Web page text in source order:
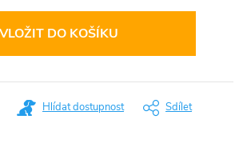
VLOŽIT DO KOŠÍKU
Hlídat dostupnost Sdílet